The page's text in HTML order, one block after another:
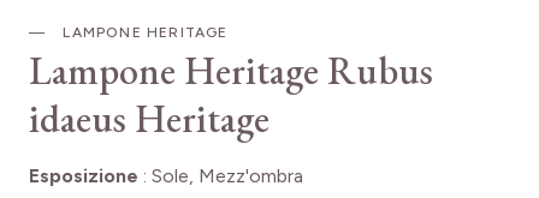
LAMPONE HERITAGE
Lampone Heritage Rubus
idaeus Heritage
Esposizione : Sole, Mezz'ombra